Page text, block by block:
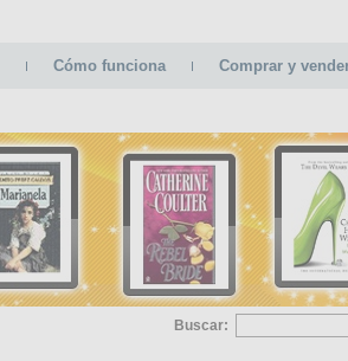
Cómo funciona Comprar y
Buscar: